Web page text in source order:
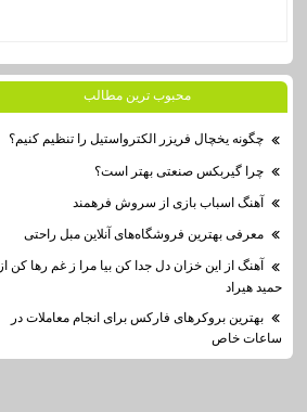
محبوب ترين مطالب
چگونه یخچال فریزر الکترواستیل را تنظیم کنیم؟
چرا گیربکس صنعتی بهتر است؟
آهنگ اسباب بازی از سروش فرهمند
معرفی بهترین فروشگاه‌های آنلاین مبل راحتی
آهنگ از این خزان دل جدا کن بیا مرا ز غم رها کن از
حمید هیراد
بهترین بروکرهای فارکس برای انجام معاملات در
ساعات خاص